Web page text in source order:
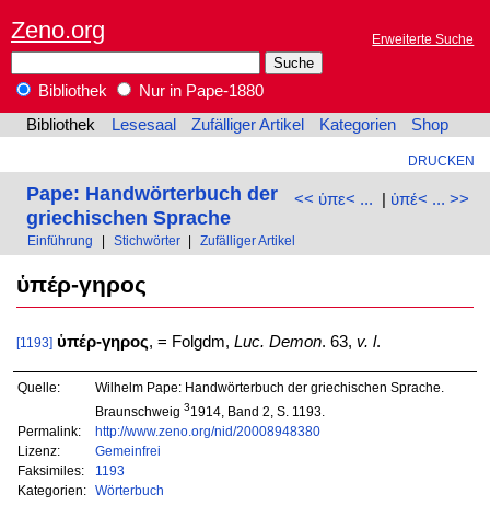
Zeno.org Erweiterte Suche
Bibliothek
Nur in Pape-1880
Bibliothek
Lesesaal Zufälliger Artikel Kategorien Shop
DRUCKEN
<< ὑπε< ... | ὑπέ< ... >>
Pape: Handwörterbuch der
griechischen Sprache
Einführung Stichwörter Zufälliger Artikel
ὑπέρ-γηρος
[1193] ὑπέρ-γηρος, = Folgdm, Luc. Demon. 63, v. l.
Quelle:
Wilhelm Pape: Handwörterbuch der griechischen Sprache.
Braunschweig 31914, Band 2, S. 1193.
Permalink:
http://www.zeno.org/nid/20008948380
Lizenz:
Gemeinfrei
Faksimiles:
1193
Kategorien:
Wörterbuch